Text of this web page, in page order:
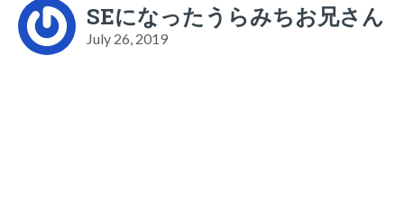
SEになったうらみちお兄さん
July 26, 2019